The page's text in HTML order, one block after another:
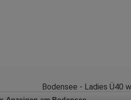
Bodensee - Ladies Ü40